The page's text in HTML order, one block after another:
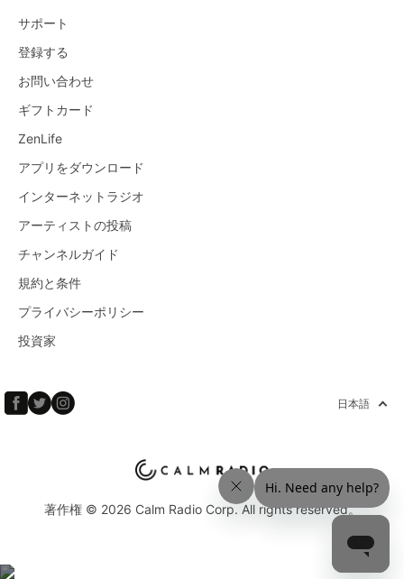
サポート
登録する
お問い合わせ
ギフトカード
ZenLife
アプリをダウンロード
インターネットラジオ
アーティストの投稿
チャンネルガイド
規約と条件
プライバシーポリシー
投資家
日本語
著作権 © 2026 Calm Radio Corp. All rights reserved。